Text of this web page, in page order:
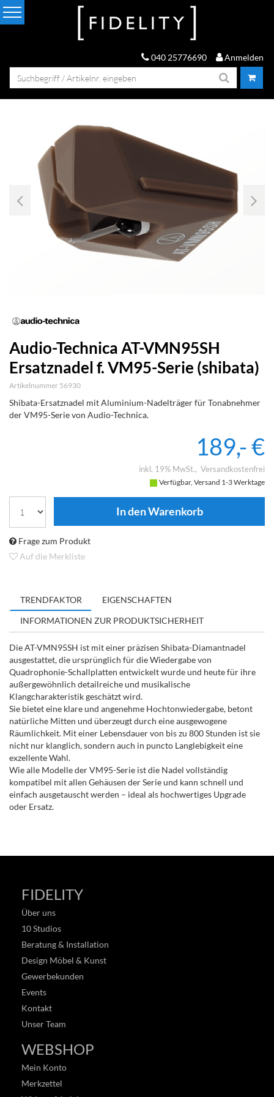
040 25776690 Anmelden
Audio-Technica AT-VMN95SH
Ersatznadel f. VM95-Serie (shibata)
Artikelnummer 56930
Shibata-Ersatznadel mit Aluminium-Nadelträger für Tonabnehmer
der VM95-Serie von Audio-Technica.
189,- €
inkl. 19% MwSt. Versandkostenfrei
Verfügbar, Versand 1-3 Werktage
Frage zum Produkt
Auf die Merkliste
TRENDFAKTOR
EIGENSCHAFTEN
INFORMATIONEN ZUR PRODUKTSICHERHEIT
Die AT-VMN95SH ist mit einer präzisen Shibata-Diamantnadel
ausgestattet, die ursprünglich für die Wiedergabe von
Quadrophonie-Schallplatten entwickelt wurde und heute für ihre
außergewöhnlich detailreiche und musikalische
Klangcharakteristik geschätzt wird.
Sie bietet eine klare und angenehme Hochtonwiedergabe, betont
natürliche Mitten und überzeugt durch eine ausgewogene
Räumlichkeit. Mit einer Lebensdauer von bis zu 800 Stunden ist sie
nicht nur klanglich, sondern auch in puncto Langlebigkeit eine
exzellente Wahl.
Wie alle Modelle der VM95-Serie ist die Nadel vollständig
kompatibel mit allen Gehäusen der Serie und kann schnell und
einfach ausgetauscht werden – ideal als hochwertiges Upgrade
oder Ersatz.
FIDELITY
Über uns
10 Studios
Beratung & Installation
Design Möbel & Kunst
Gewerbekunden
Events
Kontakt
Unser Team
WEBSHOP
Mein Konto
Merkzettel